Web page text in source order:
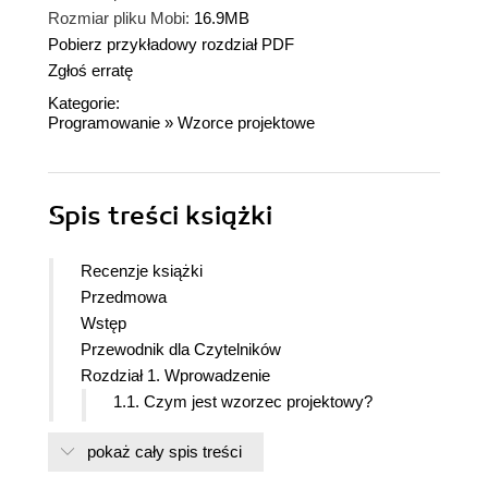
Rozmiar pliku Mobi: 16.9MB
Pobierz przykładowy rozdział PDF
Zgłoś erratę
Kategorie:
Programowanie » Wzorce projektowe
Spis treści książki
Recenzje książki
Przedmowa
Wstęp
Przewodnik dla Czytelników
Rozdział 1. Wprowadzenie
1.1. Czym jest wzorzec projektowy?
w języku Smalltalk
pokaż cały spis treści